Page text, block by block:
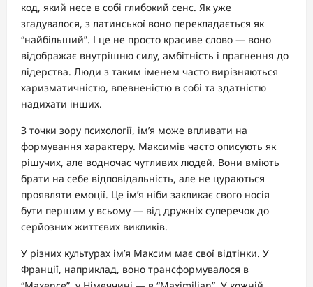
код, який несе в собі глибокий сенс. Як уже
згадувалося, з латинської воно перекладається як
“найбільший”. І це не просто красиве слово — воно
відображає внутрішню силу, амбітність і прагнення до
лідерства. Люди з таким іменем часто вирізняються
харизматичністю, впевненістю в собі та здатністю
надихати інших.
З точки зору психології, ім’я може впливати на
формування характеру. Максимів часто описують як
рішучих, але водночас чутливих людей. Вони вміють
брати на себе відповідальність, але не цураються
проявляти емоції. Це ім’я ніби закликає свого носія
бути першим у всьому — від дружніх суперечок до
серйозних життєвих викликів.
У різних культурах ім’я Максим має свої відтінки. У
Франції, наприклад, воно трансформувалося в